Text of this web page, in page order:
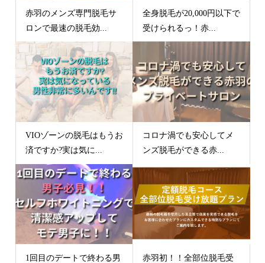
赤羽のメンズ専門脱毛サ
ロンで最速の脱毛効...
全身脱毛が20,000円以下で
受けられるっ！赤...
VIOゾーンの脱毛はもうお
済ですか?実は気に...
コロナ渦でも安心してメ
ンズ脱毛ができる赤...
1回目のデートで終わる男
赤羽初！！全部位脱毛受